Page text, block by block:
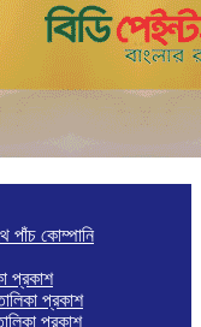
পাঁচ কোম্পানি
প্রকাশ
প্রকাশ
প্রকাশ